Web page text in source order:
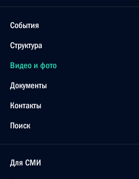
События
Структура
Видео и фото
Документы
Контакты
Поиск
Для СМИ